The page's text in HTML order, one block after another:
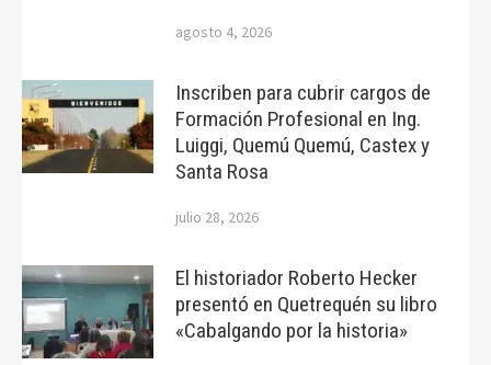
agosto 4, 2026
Inscriben para cubrir cargos de
Formación Profesional en Ing.
Luiggi, Quemú Quemú, Castex y
Santa Rosa
julio 28, 2026
El historiador Roberto Hecker
presentó en Quetrequén su libro
«Cabalgando por la historia»